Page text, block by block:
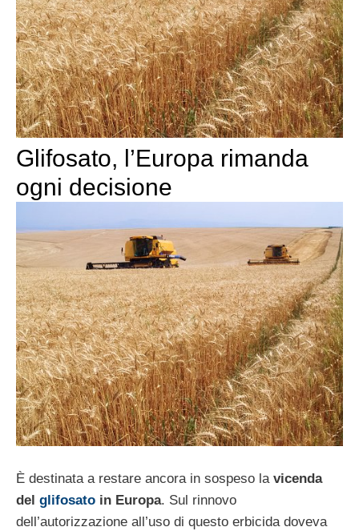
Glifosato, l’Europa rimanda
ogni decisione
È destinata a restare ancora in sospeso la vicenda
del glifosato in Europa. Sul rinnovo
dell’autorizzazione all’uso di questo erbicida doveva